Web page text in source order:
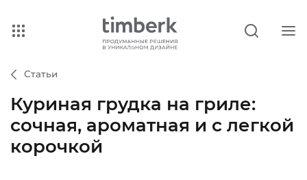
Статьи
Куриная грудка на гриле:
сочная, ароматная и с легкой
корочкой